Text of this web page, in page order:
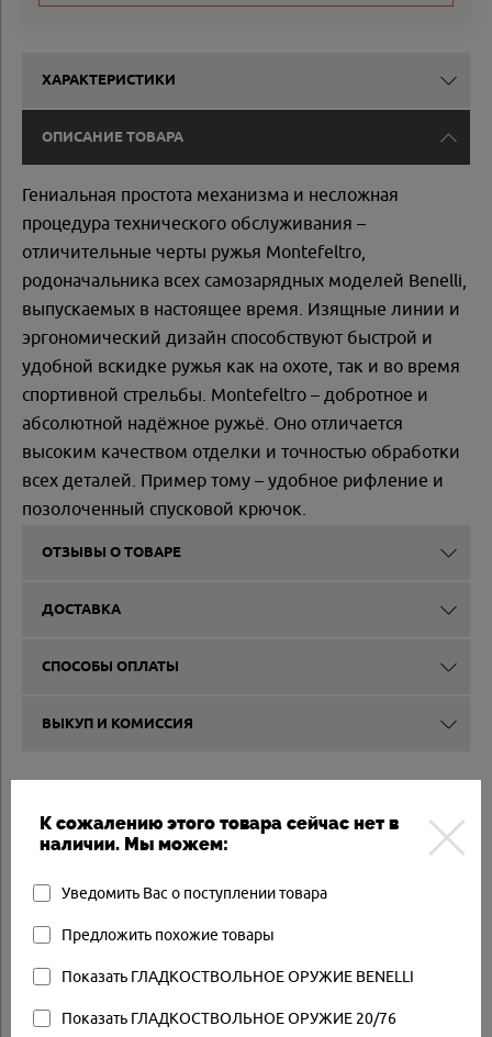
ХАРАКТЕРИСТИКИ
ОПИСАНИЕ ТОВАРА
Гениальная простота механизма и несложная
процедура технического обслуживания –
отличительные черты ружья Montefeltro,
родоначальника всех самозарядных моделей Benelli,
выпускаемых в настоящее время. Изящные линии и
эргономический дизайн способствуют быстрой и
удобной вскидке ружья как на охоте, так и во время
спортивной стрельбы. Montefeltro – добротное и
абсолютной надёжное ружьё. Оно отличается
высоким качеством отделки и точностью обработки
всех деталей. Пример тому – удобное рифление и
позолоченный спусковой крючок.
ОТЗЫВЫ О ТОВАРЕ
ДОСТАВКА
СПОСОБЫ ОПЛАТЫ
ВЫКУП И КОМИССИЯ
К сожалению этого товара сейчас нет в
наличии. Мы можем:
Уведомить Вас о поступлении товара
Предложить похожие товары
Показать ГЛАДКОСТВОЛЬНОЕ ОРУЖИЕ BENELLI
Показать ГЛАДКОСТВОЛЬНОЕ ОРУЖИЕ 20/76
Товар в наличии